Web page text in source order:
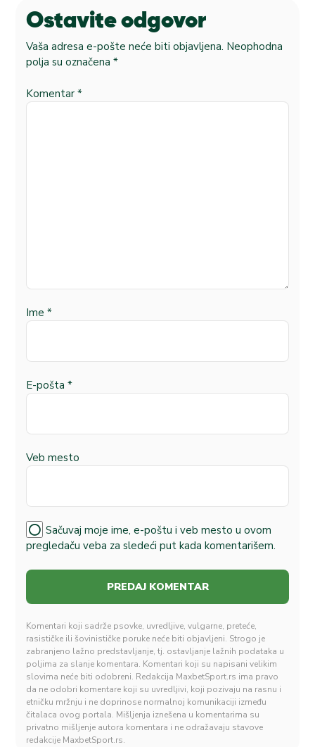
Ostavite odgovor
Vaša adresa e-pošte neće biti objavljena. Neophodna
polja su označena *
Komentar *
Ime *
E-pošta *
Veb mesto
Sačuvaj moje ime, e-poštu i veb mesto u ovom
pregledaču veba za sledeći put kada komentarišem.
Komentari koji sadrže psovke, uvredljive, vulgarne, preteće,
rasističke ili šovinističke poruke neće biti objavljeni. Strogo je
zabranjeno lažno predstavljanje, tj. ostavljanje lažnih podataka u
poljima za slanje komentara. Komentari koji su napisani velikim
slovima neće biti odobreni. Redakcija MaxbetSport.rs ima pravo
da ne odobri komentare koji su uvredljivi, koji pozivaju na rasnu i
etničku mržnju i ne doprinose normalnoj komunikaciji između
čitalaca ovog portala. Mišljenja iznešena u komentarima su
privatno mišljenje autora komentara i ne odražavaju stavove
redakcije MaxbetSport.rs.